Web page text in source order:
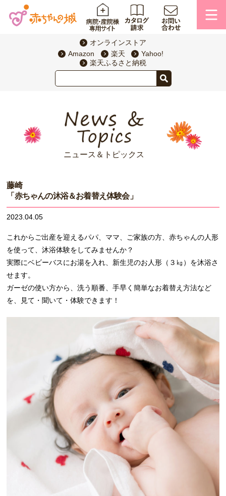
オンラインストア
Amazon
楽天
Yahoo!
楽天ふるさと納税
ニュース＆トピックス
藤崎
「赤ちゃんの沐浴＆お着替え体験会」
2023.04.05
これからご出産を迎えるパパ、ママ、ご家族の方、赤ちゃんの人形
を使って、沐浴体験をしてみませんか？
実際にベビーバスにお湯を入れ、新生児のお人形（３㎏）を沐浴さ
せます。
ガーゼの使い方から、洗う順番、手早く簡単なお着替え方法など
を、見て・聞いて・体験できます！